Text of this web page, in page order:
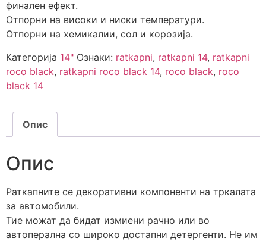
финален ефект.
Отпорни на високи и ниски температури.
Отпорни на хемикалии, сол и корозија.
Категорија 14" Ознаки: ratkapni, ratkapni 14, ratkapni
roco black, ratkapni roco black 14, roco black, roco
black 14
Опис
Опис
Раткапните се декоративни компоненти на тркалата
за автомобили.
Тие можат да бидат измиени рачно или во
автоперална со широко достапни детергенти. Не им